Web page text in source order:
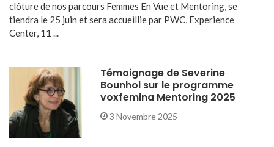
clôture de nos parcours Femmes En Vue et Mentoring, se
tiendra le 25 juin et sera accueillie par PWC, Experience
Center, 11 ...
Témoignage de Severine
Bounhol sur le programme
voxfemina Mentoring 2025
3 Novembre 2025